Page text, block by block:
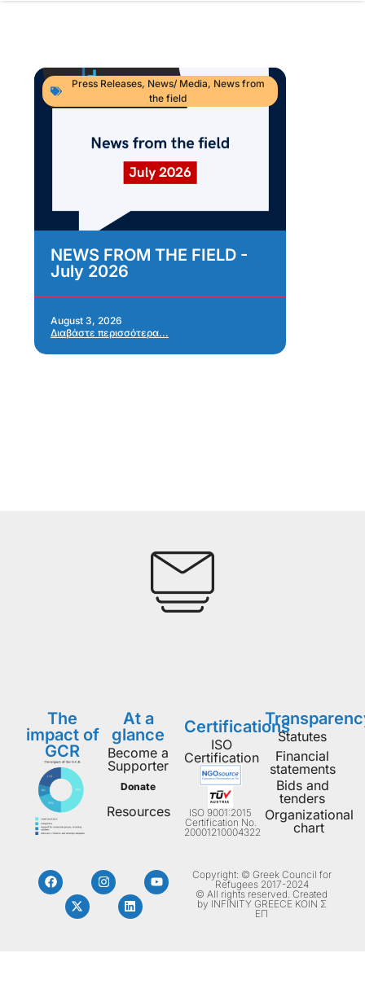
Press Releases, News/ Media, News from
the field
NEWS FROM THE FIELD -
July 2026
August 3, 2026
Διαβάστε περισσότερα...
The
impact of
GCR
At a
glance
Become a
Supporter
Donate
Resources
Certifications
ISO
Certification
ISO 9001:2015
Certification No.
20001210004322
Statutes
Financial
statements
Bids and
tenders
Organizational
chart
Copyright: © Greek Council for
Refugees 2017-2024
© All rights reserved. Created
by INFINITY GREECE ΚΟΙΝ Σ
ΕΠ